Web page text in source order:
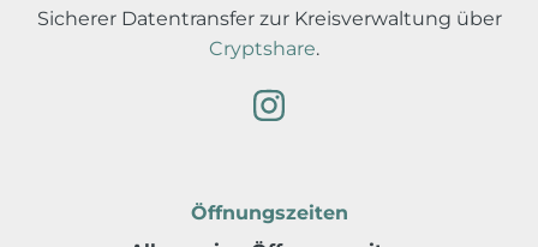
Sicherer Datentransfer zur Kreisverwaltung über
Cryptshare.
Öffnungszeiten